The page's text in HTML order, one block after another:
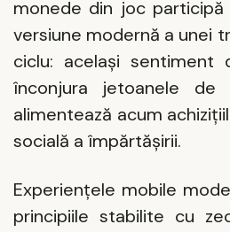
monede din joc
versiune modernă a unei
ciclu: același sentiment
înconjura jetoanele
alimentează acum
socială a împărtășirii.
Experiențele mobile
principiile stabilite cu